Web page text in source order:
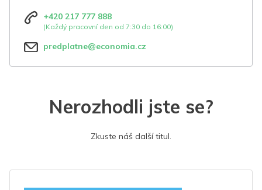
+420 217 777 888
(Každý pracovní den od 7:30 do 16:00)
predplatne@economia.cz
Nerozhodli jste se?
Zkuste náš další titul.